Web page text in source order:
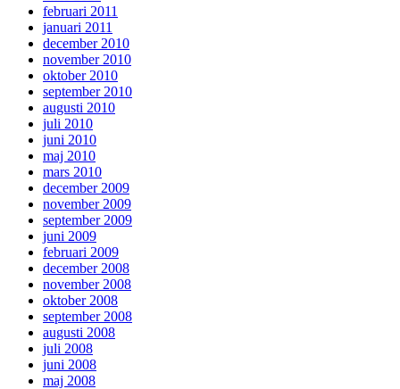
februari 2011
januari 2011
december 2010
november 2010
oktober 2010
september 2010
augusti 2010
juli 2010
juni 2010
maj 2010
mars 2010
december 2009
november 2009
september 2009
juni 2009
februari 2009
december 2008
november 2008
oktober 2008
september 2008
augusti 2008
juli 2008
juni 2008
maj 2008